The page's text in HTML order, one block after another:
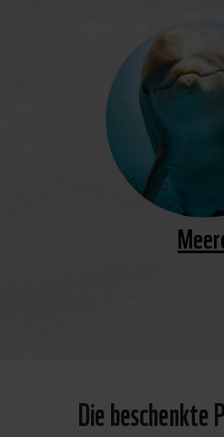
Die beschenkte